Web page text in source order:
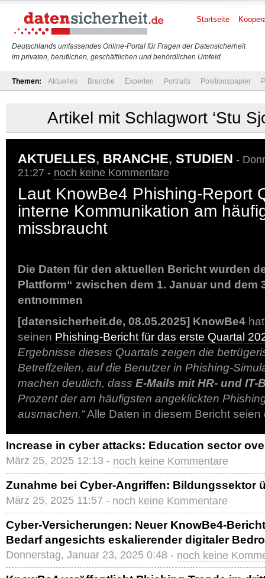
Deutschlands umfassendes Online-Portal für Fragen der Datensicherheit
im privaten, beruflichen, geschäftlichen und behördlichen Umfeld
Startseite
Themen: Aktuelles Branche Experten Portraits Positionspapier
Artikel mit Schlagwort ‘Stu
AKTUELLES, BRANCHE, STUDIEN -
21:27 - noch keine Kommentare
Laut KnowBe4 Phishing-Report
interne Kommunikation am
missbraucht
Die Daten für den aktuellen Bericht wurden
Plattform“ zwischen dem 1. Januar und dem
entnommen
[datensicherheit.de, 08.05.2025] KnowBe4
seinen Phishing-Bericht für das erste Quartal
Ergebnisse dieses Quartals zeigen die
Betreffzeilen, auf die Benutzer in Phishing-
machen deutlich, dass E-Mails mit HR- und IT-
Prozent der am häufigsten angeklickten
ausmachen.“Alle Daten in diesem Bericht
Increase in cyber attacks: Education sector
März 25, 2025 12:13 - noch keine Kommentare
Zunahme bei Cyber-Angriffen: Bildungssektor
März 25, 2025 11:57 - noch keine Kommentare
Cyber-Versicherungen: Neuer KnowBe4-
Bedarf angesichts eskalierender digitaler
Donnerstag, Januar 23, 2025 0:48 - noch keine